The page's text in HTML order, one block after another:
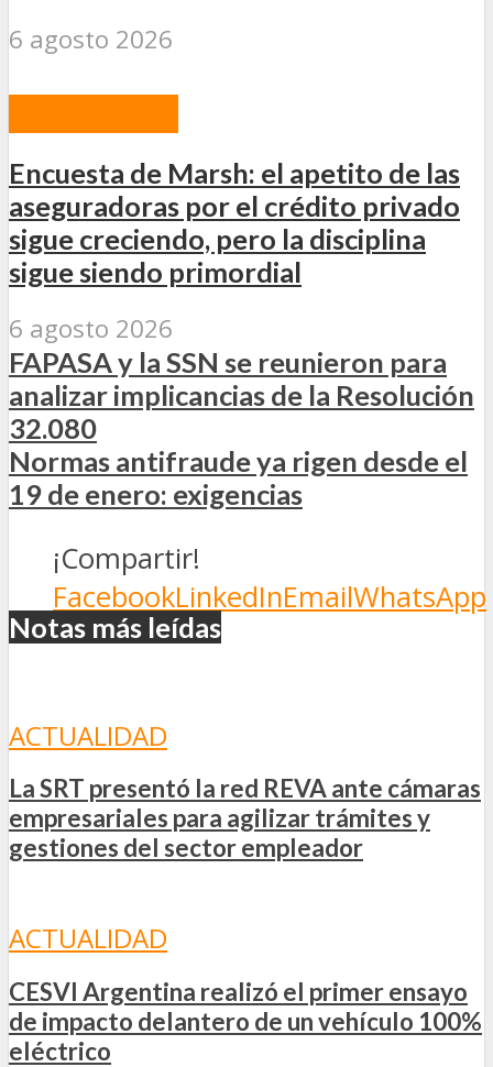
6 agosto 2026
Encuesta de Marsh: el apetito de las
aseguradoras por el crédito privado
sigue creciendo, pero la disciplina
sigue siendo primordial
6 agosto 2026
FAPASA y la SSN se reunieron para
analizar implicancias de la Resolución
32.080
Normas antifraude ya rigen desde el
19 de enero: exigencias
¡Compartir!
FacebookLinkedInEmailWhatsApp
Notas más leídas
ACTUALIDAD
La SRT presentó la red REVA ante cámaras
empresariales para agilizar trámites y
gestiones del sector empleador
ACTUALIDAD
CESVI Argentina realizó el primer ensayo
de impacto delantero de un vehículo 100%
eléctrico